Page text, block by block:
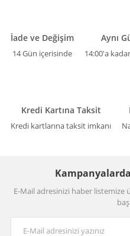
İade ve Değişim
14 Gün içerisinde
Aynı
14:00'a
Kredi Kartına Taksit
Kredi kartlarına taksit imkanı
E-Mail adresinizi haber